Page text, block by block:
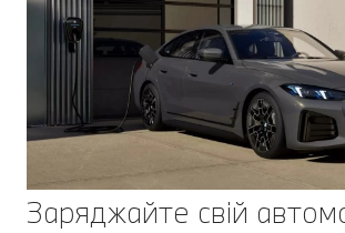
Заряджайте свій